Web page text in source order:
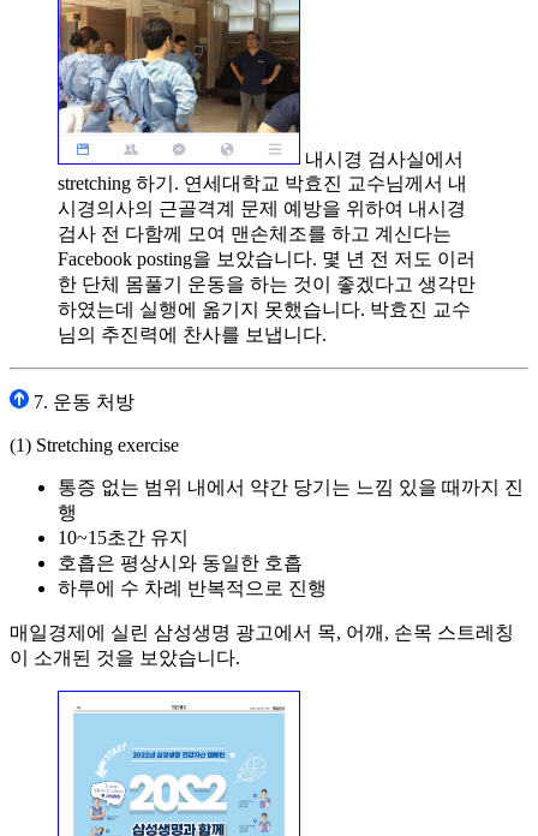
내시경 검사실에서
stretching 하기. 연세대학교 박효진 교수님께서 내
시경의사의 근골격계 문제 예방을 위하여 내시경
검사 전 다함께 모여 맨손체조를 하고 계신다는
Facebook posting을 보았습니다. 몇 년 전 저도 이러
한 단체 몸풀기 운동을 하는 것이 좋겠다고 생각만
하였는데 실행에 옮기지 못했습니다. 박효진 교수
님의 추진력에 찬사를 보냅니다.
7. 운동 처방
(1) Stretching exercise
통증 없는 범위 내에서 약간 당기는 느낌 있을 때까지 진
행
10~15초간 유지
호흡은 평상시와 동일한 호흡
하루에 수 차례 반복적으로 진행
매일경제에 실린 삼성생명 광고에서 목, 어깨, 손목 스트레칭
이 소개된 것을 보았습니다.